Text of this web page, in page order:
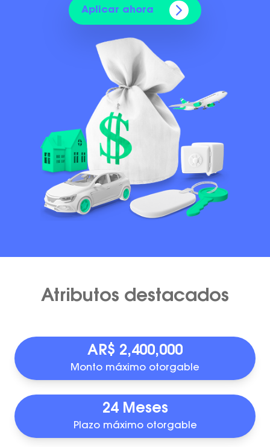
Aplicar ahora
Atributos destacados
AR$ 2,400,000
Monto máximo otorgable
24 Meses
Plazo máximo otorgable